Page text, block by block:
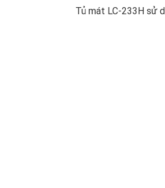
Tủ mát LC-233H sử